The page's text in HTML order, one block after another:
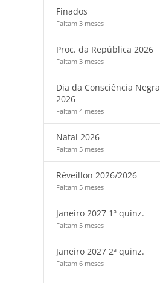
Finados
Faltam 3 meses
Proc. da República 2026
Faltam 3 meses
Dia da Consciência Negra
2026
Faltam 4 meses
Natal 2026
Faltam 5 meses
Réveillon 2026/2026
Faltam 5 meses
Janeiro 2027 1ª quinz.
Faltam 5 meses
Janeiro 2027 2ª quinz.
Faltam 6 meses